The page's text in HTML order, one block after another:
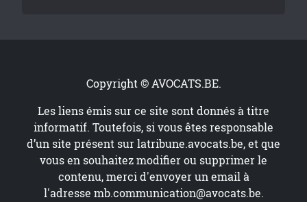
Copyright © AVOCATS.BE.
Les liens émis sur ce site sont donnés à titre
informatif. Toutefois, si vous êtes responsable
d’un site présent surlatribune.avocats.be, et que
vous en souhaitez modifier ou supprimer le
contenu, merci d'envoyer un email à
l'adresse mb.communication@avocats.be.